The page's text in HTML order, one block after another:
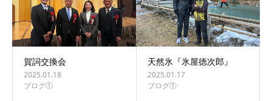
賀詞交換会
2025.01.18
ブログ①
天然氷『氷屋徳次郎』
2025.01.17
ブログ①